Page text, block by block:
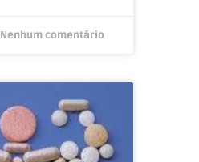
Nenhum comentário